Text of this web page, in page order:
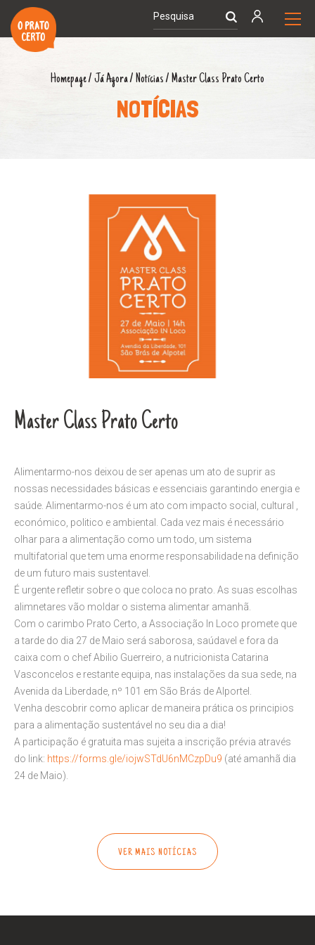
Homepage/ Já Agora/ Notícias/ Master Class Prato Certo
NOTÍCIAS
Master Class Prato Certo
Alimentarmo-nos deixou de ser apenas um ato de suprir as
nossas necessidades básicas e essenciais garantindo energia e
saúde. Alimentarmo-nos é um ato com impacto social, cultural ,
económico, politico e ambiental. Cada vez mais é necessário
olhar para a alimentação como um todo, um sistema
multifatorial que tem uma enorme responsabilidade na definição
de um futuro mais sustentavel.
É urgente refletir sobre o que coloca no prato. As suas escolhas
alimnetares vão moldar o sistema alimentar amanhã.
Com o carimbo Prato Certo, a Associação In Loco promete que
a tarde do dia 27 de Maio será saborosa, saúdavel e fora da
caixa com o chef Abilio Guerreiro, a nutricionista Catarina
Vasconcelos e restante equipa, nas instalações da sua sede, na
Avenida da Liberdade, nº 101 em São Brás de Alportel.
Venha descobrir como aplicar de maneira prática os principios
para a alimentação sustentável no seu dia a dia!
A participação é gratuita mas sujeita a inscrição prévia através
do link: https://forms.gle/iojwSTdU6nMCzpDu9 (até amanhã dia
24 de Maio).
VER MAIS NOTÍCIAS